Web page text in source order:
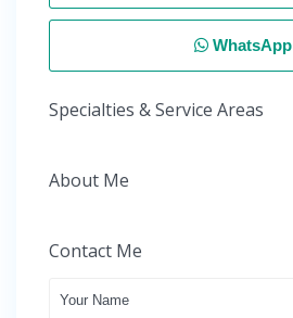
WhatsApp
Specialties & Service Areas
About Me
Contact Me